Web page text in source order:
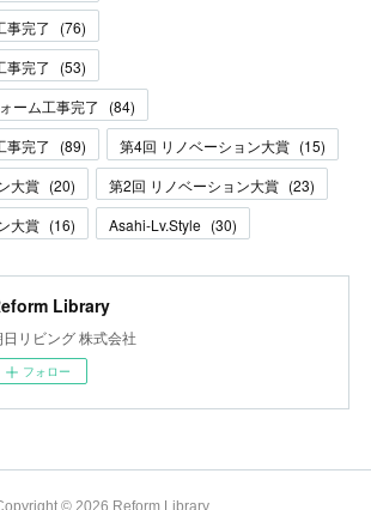
事完了
(76)
事完了
(53)
ーム工事完了
(84)
事完了
(89) 第4回 リノベーション大賞 (15)
大賞 (20) 第2回 リノベーション大賞 (23)
大賞 (16) Asahi-Lv.Style (30)
Library
日リビング 株式会社
フォロー
© 2026 Reform Library.